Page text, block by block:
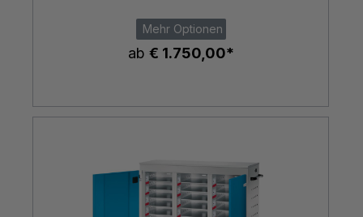
Mehr Optionen
ab € 1.750,00*